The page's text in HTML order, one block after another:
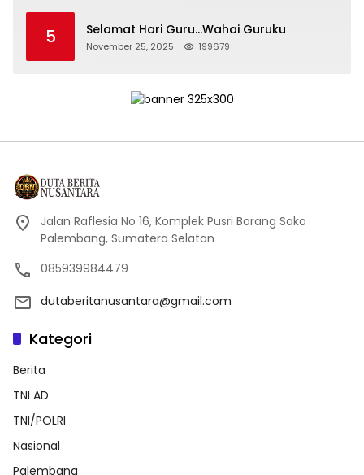
5 Selamat Hari Guru…Wahai Guruku
November 25, 2025 199679
Jalan Raflesia No 16, Komplek Pusri Borang Sako
Palembang, Sumatera Selatan
085939984479
dutaberitanusantara@gmail.com
Kategori
Berita
TNI AD
TNI/POLRI
Nasional
Palembang